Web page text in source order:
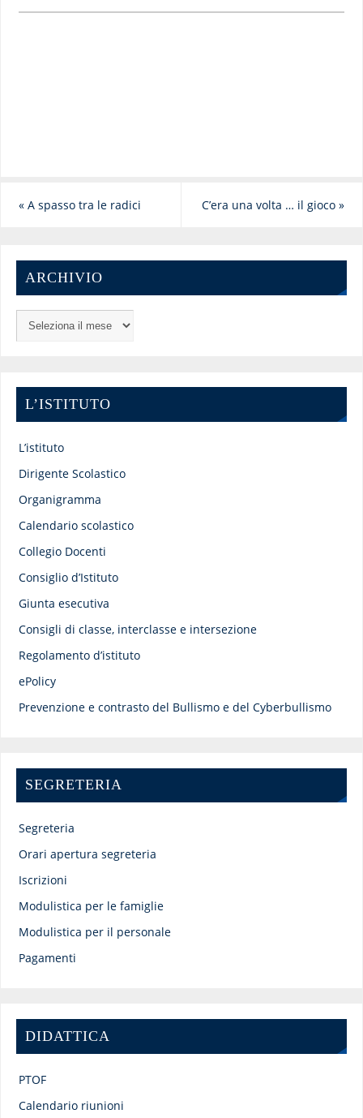
«A spasso tra le radici C’era una volta … il gioco»
ARCHIVIO
L’ISTITUTO
L’istituto
Dirigente Scolastico
Organigramma
Calendario scolastico
Collegio Docenti
Consiglio d’Istituto
Giunta esecutiva
Consigli di classe, interclasse e intersezione
Regolamento d’istituto
ePolicy
Prevenzione e contrasto del Bullismo e del Cyberbullismo
SEGRETERIA
Segreteria
Orari apertura segreteria
Iscrizioni
Modulistica per le famiglie
Modulistica per il personale
Pagamenti
DIDATTICA
PTOF
Calendario riunioni